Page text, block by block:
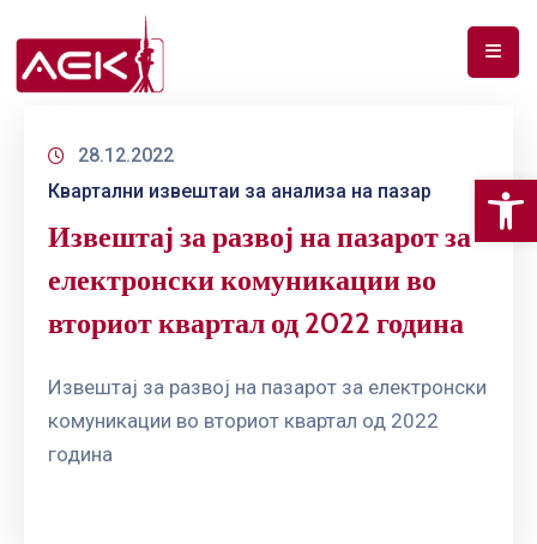
НАС
ДОКУМЕНТИ
СПЕКТАР
ТЕЛЕКОМУНИКАЦИИ
АНАЛИЗА
28.12.2022
Квартални извештаи за анализа на пазар
Извештај за развој на пазарот за
електронски комуникации во
вториот квартал од 2022 година
Извештај за развој на пазарот за електронски
комуникации во вториот квартал од 2022
година